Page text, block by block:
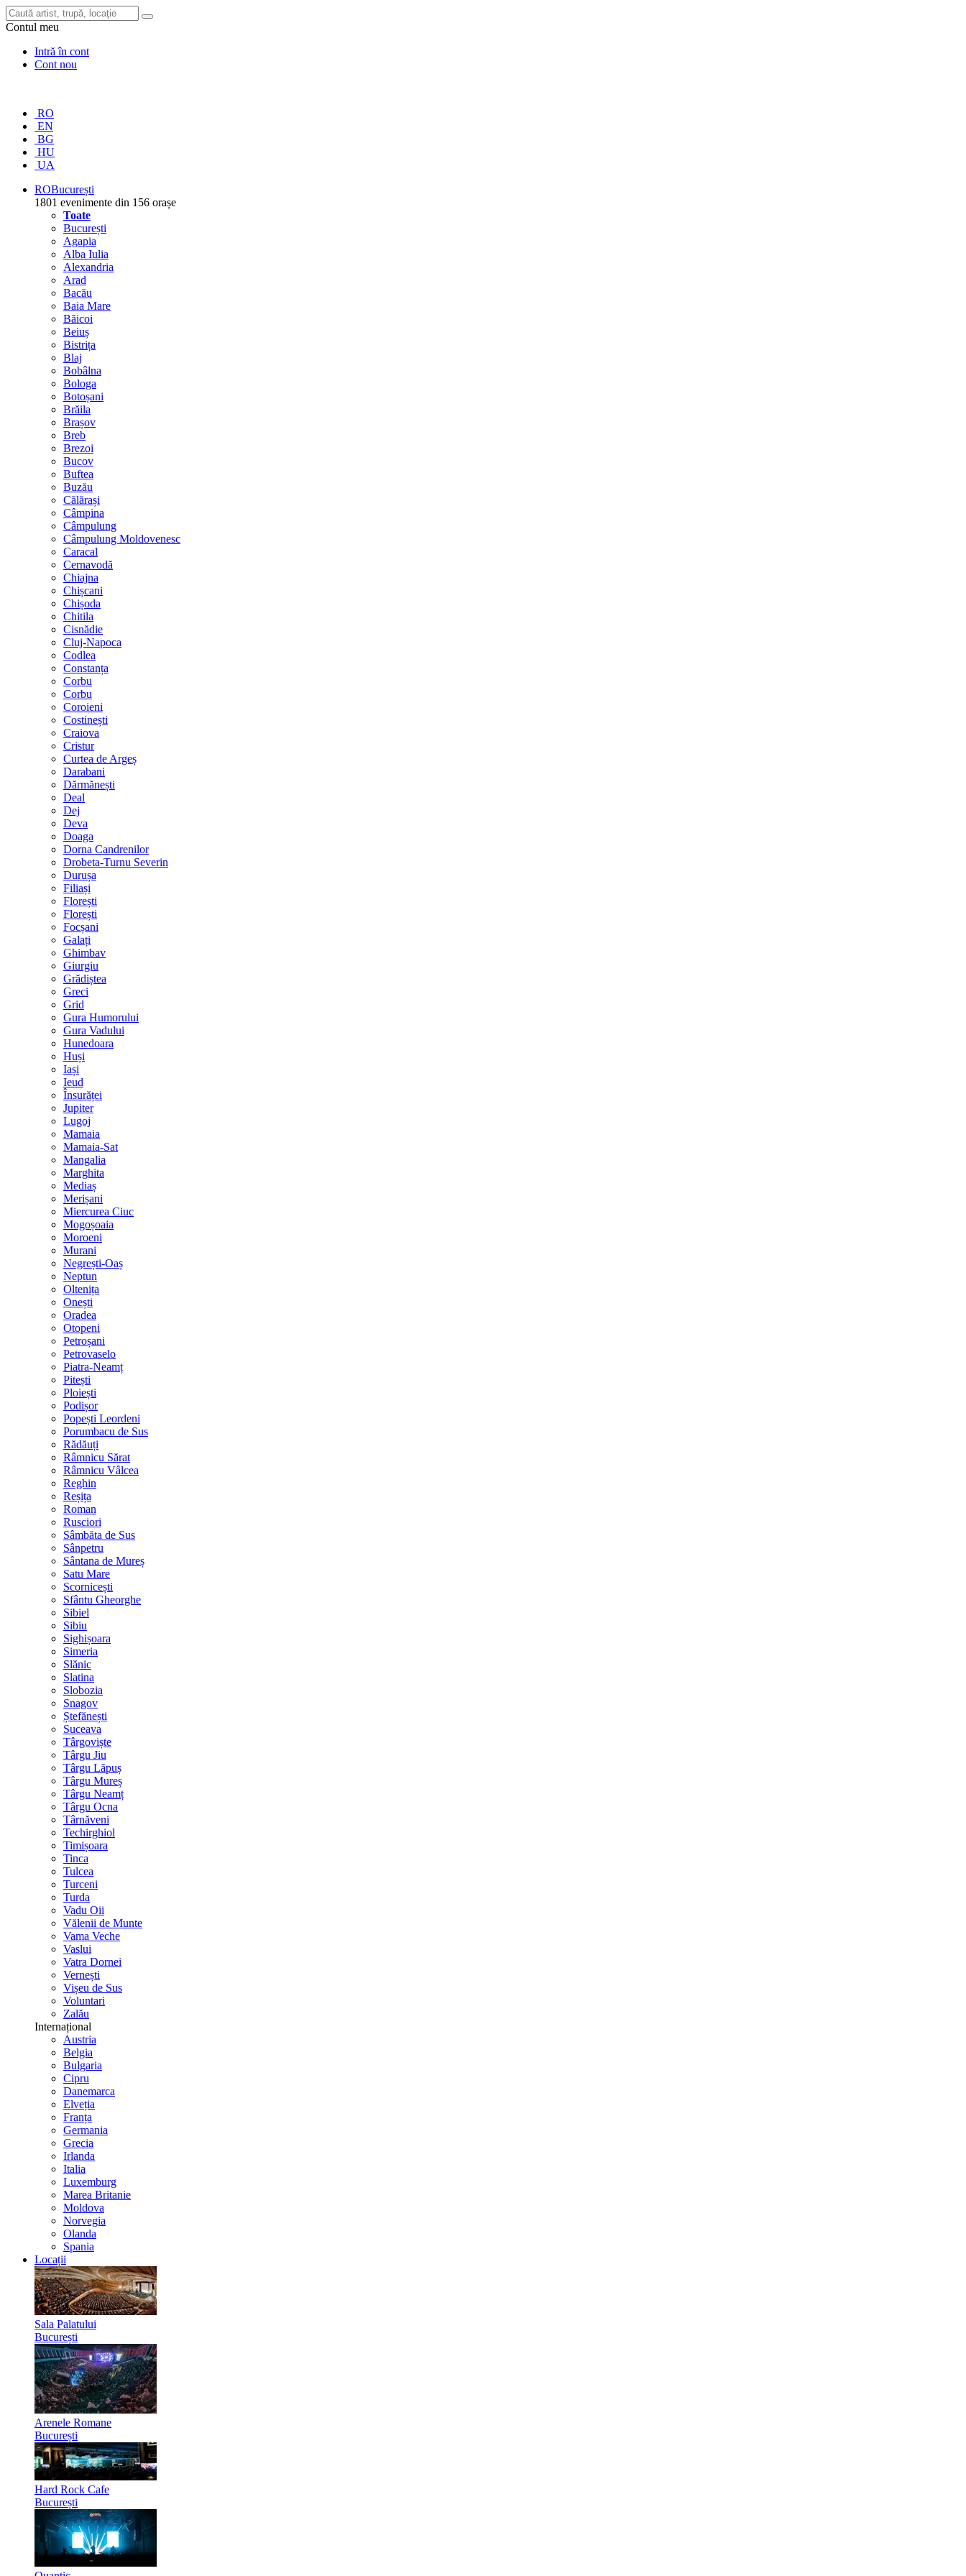
Contul meu
Intră în cont
Cont nou
RO
EN
BG
HU
UA
ROBucurești
1801 evenimente din 156 orașe
Toate
București
Agapia
Alba Iulia
Alexandria
Arad
Bacău
Baia Mare
Băicoi
Beiuș
Bistrița
Blaj
Bobâlna
Bologa
Botoșani
Brăila
Brașov
Breb
Brezoi
Bucov
Buftea
Buzău
Călărași
Câmpina
Câmpulung
Câmpulung Moldovenesc
Caracal
Cernavodă
Chiajna
Chișcani
Chișoda
Chitila
Cisnădie
Cluj-Napoca
Codlea
Constanța
Corbu
Corbu
Coroieni
Costinești
Craiova
Cristur
Curtea de Argeș
Darabani
Dărmănești
Deal
Dej
Deva
Doaga
Dorna Candrenilor
Drobeta-Turnu Severin
Durușa
Filiași
Florești
Florești
Focșani
Galați
Ghimbav
Giurgiu
Grădiștea
Greci
Grid
Gura Humorului
Gura Vadului
Hunedoara
Huși
Iași
Ieud
Însurăței
Jupiter
Lugoj
Mamaia
Mamaia-Sat
Mangalia
Marghita
Mediaș
Merișani
Miercurea Ciuc
Mogoșoaia
Moroeni
Murani
Negrești-Oaș
Neptun
Oltenița
Onești
Oradea
Otopeni
Petroșani
Petrovaselo
Piatra-Neamț
Pitești
Ploiești
Podișor
Popești Leordeni
Porumbacu de Sus
Rădăuți
Râmnicu Sărat
Râmnicu Vâlcea
Reghin
Reșița
Roman
Rusciori
Sâmbăta de Sus
Sânpetru
Sântana de Mureș
Satu Mare
Scornicești
Sfântu Gheorghe
Sibiel
Sibiu
Sighișoara
Simeria
Slănic
Slatina
Slobozia
Snagov
Ștefănești
Suceava
Târgoviște
Târgu Jiu
Târgu Lăpuș
Târgu Mureș
Târgu Neamț
Târgu Ocna
Târnăveni
Techirghiol
Timișoara
Tinca
Tulcea
Turceni
Turda
Vadu Oii
Vălenii de Munte
Vama Veche
Vaslui
Vatra Dornei
Vernești
Vișeu de Sus
Voluntari
Zalău
Internațional
Austria
Belgia
Bulgaria
Cipru
Danemarca
Elveția
Franța
Germania
Grecia
Irlanda
Italia
Luxemburg
Marea Britanie
Moldova
Norvegia
Olanda
Spania
Locații
Sala Palatului
București
Arenele Romane
București
Hard Rock Cafe
București